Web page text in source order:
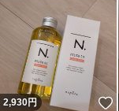
2,930円